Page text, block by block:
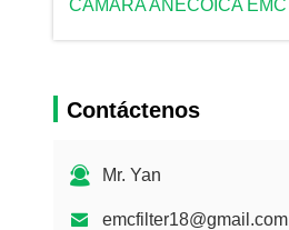
CÁMARA ANECOICA EMC
Contáctenos
Mr. Yan
emcfilter18@gmail.com